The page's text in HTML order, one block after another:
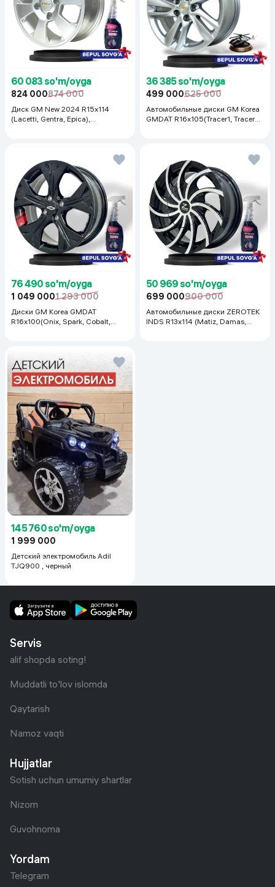
60 083 so'm/oyga
824 000874 000
Диск GM New 2024 R15x114
(Lacetti, Gentra, Epica),
36 385 so'm/oyga
499 000625 000
Автомобильные диски GM Korea
GMDAT R16x105(Tracer1, Tracer2)
76 490 so'm/oyga
1 049 0001 293 000
Диски GM Korea GMDAT
R16x100(Onix, Spark, Cobalt,
50 969 so'm/oyga
699 000900 000
Автомобильные диски ZEROTEK
INDS R13x114 (Matiz, Damas,
145 760 so'm/oyga
1 999 000
Детский электромобиль Adil
TJQ900 , черный
Servis
alif shopda soting!
Muddatli to'lov islomda
Qaytarish
Namoz vaqti
Hujjatlar
Sotish uchun umumiy shartlar
Nizom
Guvohnoma
Yordam
Telegram